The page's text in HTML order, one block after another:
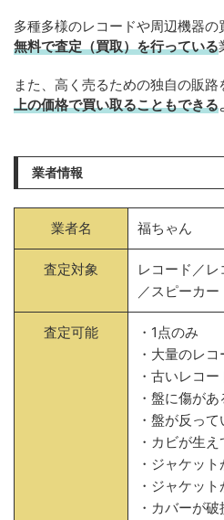
多種多様のレコードや周辺機器の
無料で査定（買取）を行っている
また、高く売るための独自の販路
上の価格で買い取ることもできる
業者情報
業者名 福ちゃん
査定対象
レコード／
／スピーカー
査定可能
・1点のみ
・大量のレコ
・古いレコー
・盤に傷があ
・盤が反って
・カビが生え
・ジャケッ
・ジャケッ
・カバーが